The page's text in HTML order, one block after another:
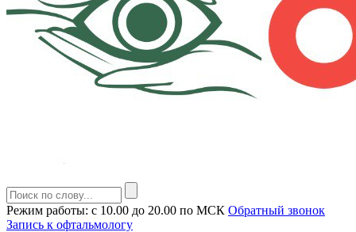
Режим работы: с 10.00 до 20.00 по МСК Обратный звонок
Запись к офтальмологу